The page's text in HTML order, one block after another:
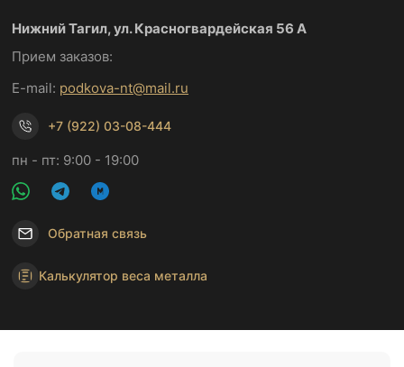
Нижний Тагил, ул. Красногвардейская 56 А
Прием заказов:
E-mail: podkova-nt@mail.ru
+7 (922) 03-08-444
пн - пт: 9:00 - 19:00
Обратная связь
Калькулятор веса металла